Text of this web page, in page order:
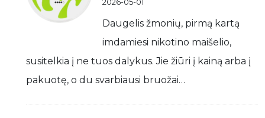
Daugelis žmonių, pirmą kartą
imdamiesi nikotino maišelio,
susitelkia į ne tuos dalykus. Jie žiūri į kainą arba į
pakuotę, o du svarbiausi bruožai…